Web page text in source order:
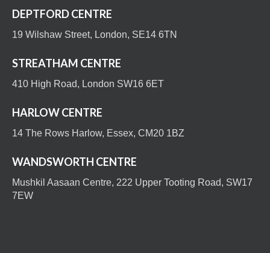
DEPTFORD CENTRE
19 Wilshaw Street, London, SE14 6TN
STREATHAM CENTRE
410 High Road, London SW16 6ET
HARLOW CENTRE
14 The Rows Harlow, Essex, CM20 1BZ
WANDSWORTH CENTRE
Mushkil Aasaan Centre, 222 Upper Tooting Road, SW17
7EW